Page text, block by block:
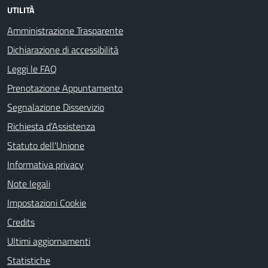
UTILITÀ
Amministrazione Trasparente
Dichiarazione di accessibilità
Leggi le FAQ
Prenotazione Appuntamento
Segnalazione Disservizio
Richiesta d'Assistenza
Statuto dell'Unione
Informativa privacy
Note legali
Impostazioni Cookie
Credits
Ultimi aggiornamenti
Statistiche